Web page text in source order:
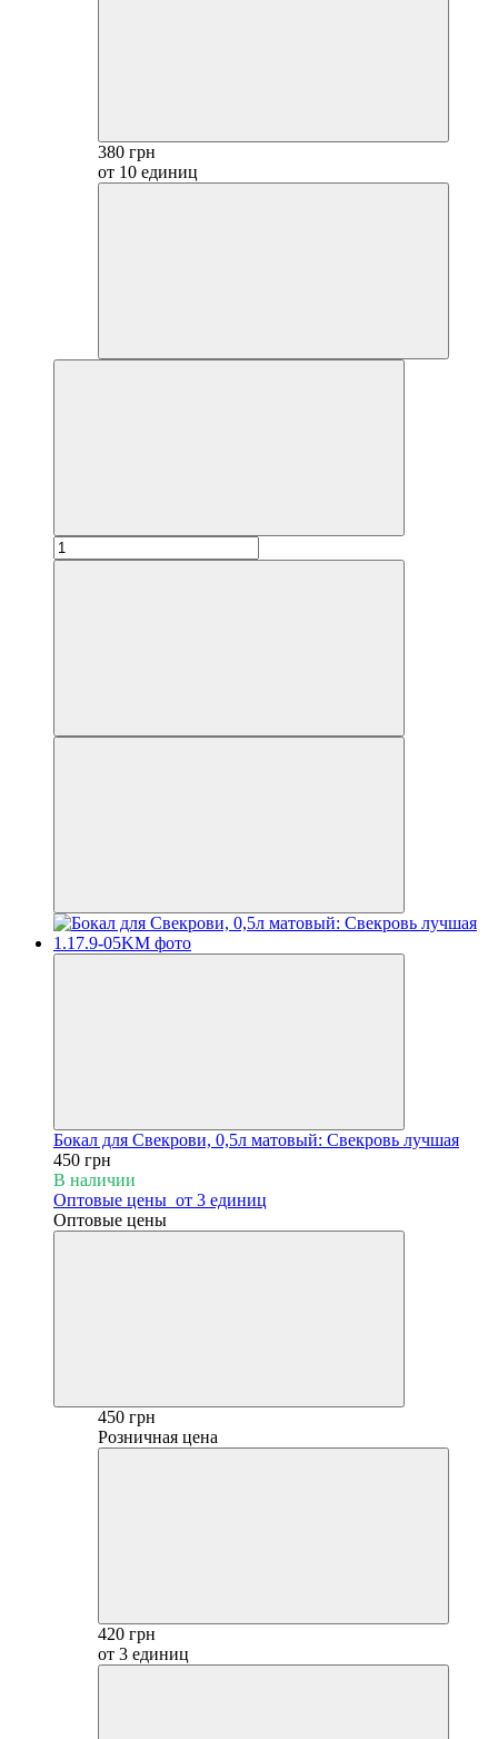
380 грн
от 10 единиц
Бокал для Свекрови, 0,5л матовый: Свекровь лучшая
450 грн
В наличии
Оптовые цены от 3 единиц
Оптовые цены
450 грн
Розничная цена
420 грн
от 3 единиц